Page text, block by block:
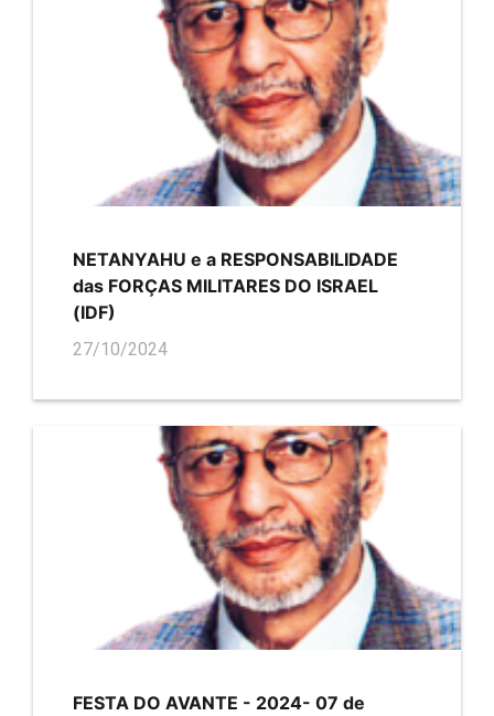
NETANYAHU e a RESPONSABILIDADE
das FORÇAS MILITARES DO ISRAEL
(IDF)
27/10/2024
FESTA DO AVANTE - 2024- 07 de